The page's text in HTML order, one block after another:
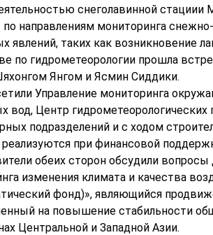
снеголавинной
направлениям мониторинга
явлений, таких как возникновение
по гидрометеорологии прошла
Янгом и Ясмин Сиддики.
Управление мониторинга
вод, Центр
подразделений и с ходом
при финансовой
обеих сторон обсудили
изменения климата и качества
фонд)», являющийся
на повышение стабильности
Центральной и Западной Азии.